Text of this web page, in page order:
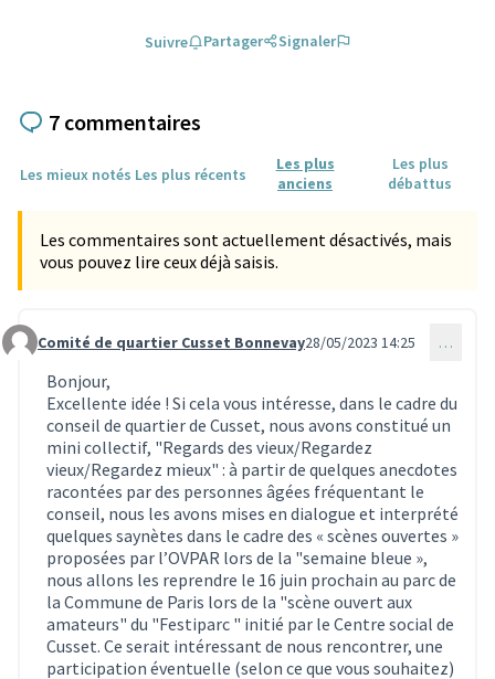
Suivre Partager Signaler
7 commentaires
Les mieux notés Les plus récents
Les plus
anciens
Les plus
débattus
Les commentaires sont actuellement désactivés, mais
vous pouvez lire ceux déjà saisis.
Commentaire 2364
Comité de quartier Cusset Bonnevay28/05/2023 14:25 …
Bonjour,
Excellente idée ! Si cela vous intéresse, dans le cadre du
conseil de quartier de Cusset, nous avons constitué un
mini collectif, "Regards des vieux/Regardez
vieux/Regardez mieux" : à partir de quelques anecdotes
racontées par des personnes âgées fréquentant le
conseil, nous les avons mises en dialogue et interprété
quelques saynètes dans le cadre des « scènes ouvertes »
proposées par l’OVPAR lors de la "semaine bleue »,
nous allons les reprendre le 16 juin prochain au parc de
la Commune de Paris lors de la "scène ouvert aux
amateurs" du "Festiparc " initié par le Centre social de
Cusset. Ce serait intéressant de nous rencontrer, une
participation éventuelle (selon ce que vous souhaitez)